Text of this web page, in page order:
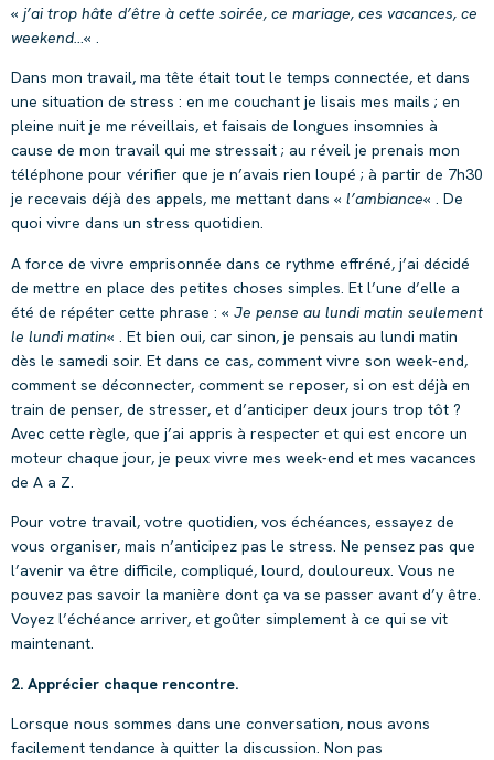
« j’ai trop hâte d’être à cette soirée, ce mariage, ces vacances, ce
weekend…« .
Dans mon travail, ma tête était tout le temps connectée, et dans
une situation de stress : en me couchant je lisais mes mails ; en
pleine nuit je me réveillais, et faisais de longues insomnies à
cause de mon travail qui me stressait ; au réveil je prenais mon
téléphone pour vérifier que je n’avais rien loupé ; à partir de 7h30
je recevais déjà des appels, me mettant dans « l’ambiance« . De
quoi vivre dans un stress quotidien.
A force de vivre emprisonnée dans ce rythme effréné, j’ai décidé
de mettre en place des petites choses simples. Et l’une d’elle a
été de répéter cette phrase : « Je pense au lundi matin seulement
le lundi matin« . Et bien oui, car sinon, je pensais au lundi matin
dès le samedi soir. Et dans ce cas, comment vivre son week-end,
comment se déconnecter, comment se reposer, si on est déjà en
train de penser, de stresser, et d’anticiper deux jours trop tôt ?
Avec cette règle, que j’ai appris à respecter et qui est encore un
moteur chaque jour, je peux vivre mes week-end et mes vacances
de A a Z.
Pour votre travail, votre quotidien, vos échéances, essayez de
vous organiser, mais n’anticipez pas le stress. Ne pensez pas que
l’avenir va être difficile, compliqué, lourd, douloureux. Vous ne
pouvez pas savoir la manière dont ça va se passer avant d’y être.
Voyez l’échéance arriver, et goûter simplement à ce qui se vit
maintenant.
2. Apprécier chaque rencontre.
Lorsque nous sommes dans une conversation, nous avons
facilement tendance à quitter la discussion. Non pas